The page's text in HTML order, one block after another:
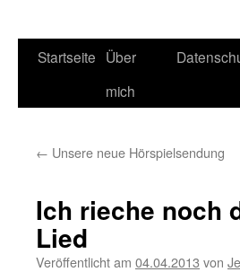
Startseite Über
mich
← Unsere neue Hörspielsendung
Ich rieche noch
Lied
Veröffentlicht am 04.04.2013 von